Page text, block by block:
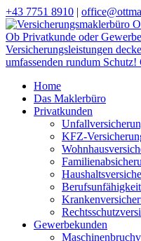
+43 7751 8910 |
Home
Das Maklerbüro
Privatkunden
KFZ-
Gewerbekunden